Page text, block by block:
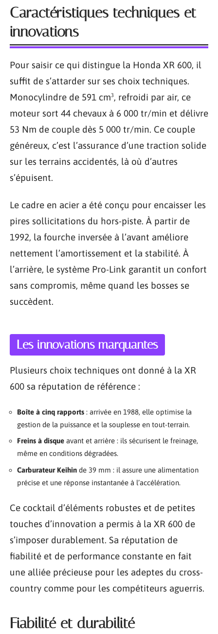
Caractéristiques techniques et
innovations
Pour saisir ce qui distingue la Honda XR 600, il
suffit de s’attarder sur ses choix techniques.
Monocylindre de 591 cm³, refroidi par air, ce
moteur sort 44 chevaux à 6 000 tr/min et délivre
53 Nm de couple dès 5 000 tr/min. Ce couple
généreux, c’est l’assurance d’une traction solide
sur les terrains accidentés, là où d’autres
s’épuisent.
Le cadre en acier a été conçu pour encaisser les
pires sollicitations du hors-piste. À partir de
1992, la fourche inversée à l’avant améliore
nettement l’amortissement et la stabilité. À
l’arrière, le système Pro-Link garantit un confort
sans compromis, même quand les bosses se
succèdent.
Les innovations marquantes
Plusieurs choix techniques ont donné à la XR
600 sa réputation de référence :
Boîte à cinq rapports : arrivée en 1988, elle optimise la
gestion de la puissance et la souplesse en tout-terrain.
Freins à disque avant et arrière : ils sécurisent le freinage,
même en conditions dégradées.
Carburateur Keihin de 39 mm : il assure une alimentation
précise et une réponse instantanée à l’accélération.
Ce cocktail d’éléments robustes et de petites
touches d’innovation a permis à la XR 600 de
s’imposer durablement. Sa réputation de
fiabilité et de performance constante en fait
une alliée précieuse pour les adeptes du cross-
country comme pour les compétiteurs aguerris.
Fiabilité et durabilité